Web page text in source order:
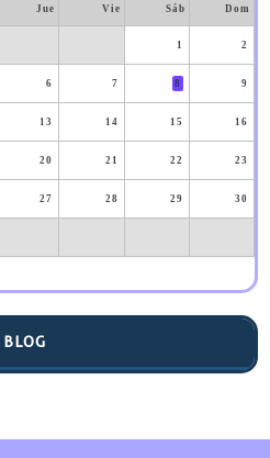
Jue Vie Sáb Dom
1 2
6 7 8 9
13 14 15 16
20 21 22 23
27 28 29 30
BLOG